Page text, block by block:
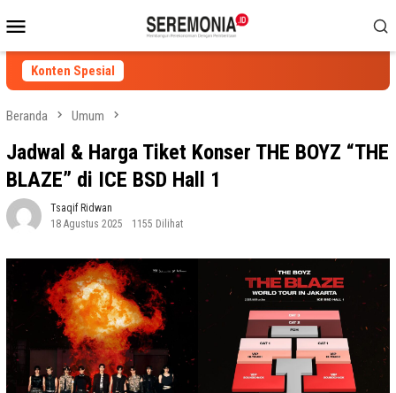
ke
kontenMobile
Konten Spesial
Beranda Umum
Jadwal & Harga Tiket Konser THE BOYZ “THE
BLAZE” di ICE BSD Hall 1
Tsaqif Ridwan
18 Agustus 2025
1155 Dilihat